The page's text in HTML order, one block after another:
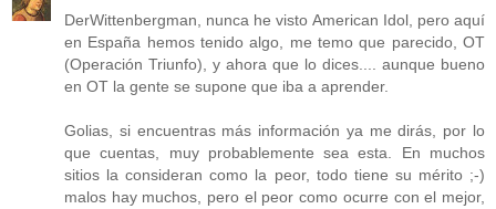
DerWittenbergman, nunca he visto American Idol, pero aquí
en España hemos tenido algo, me temo que parecido, OT
(Operación Triunfo), y ahora que lo dices.... aunque bueno
en OT la gente se supone que iba a aprender.
Golias, si encuentras más información ya me dirás, por lo
que cuentas, muy probablemente sea esta. En muchos
sitios la consideran como la peor, todo tiene su mérito ;-)
malos hay muchos, pero el peor como ocurre con el mejor,